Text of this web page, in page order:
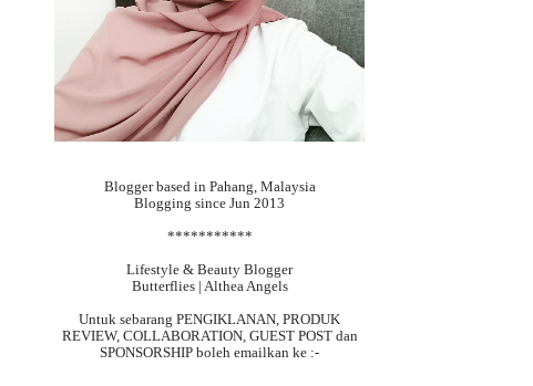
Blogger based in Pahang, Malaysia
Blogging since Jun 2013
***********
Lifestyle & Beauty Blogger
Butterflies | Althea Angels
Untuk sebarang PENGIKLANAN, PRODUK
REVIEW, COLLABORATION, GUEST POST dan
SPONSORSHIP boleh emailkan ke :-